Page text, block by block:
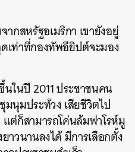
กสหรัฐอเมริกา เขายังอยู่
ท่าที่กองทัพอียิปต์จะมอง
ในปี 2011 ประชาชนคน
นุมประท้วง เสียชีวิตไป
ต่ก็สามารถโค่นล้มฟาโรห์มู
าวนานลงได้ มีการเลือกตั้ง